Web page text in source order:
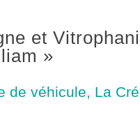
et
»
de véhicule La